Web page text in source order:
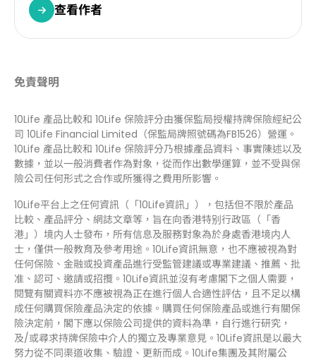
查看作者
免責聲明
10Life 產品比較和 10Life 保險評分由獲保監局授權持牌保險經紀公
司 10Life Financial Limited（保監局牌照號碼為FB1526）營運。
10Life 產品比較和 10Life 保險評分乃根據產品資料、事實陳述以及
數據，並以一般消費者作為對象，從而作出數學運算，並不受與保
險公司任何形式之合作或所獲得之費用所影響。
10Life平台上之任何資訊（「10Life資訊」），包括但不限於產品
比較、產品評分、網誌文章等，旨在向香港特别行政區（「香
港」）境内人士發布，所有信息及服務對象為於身處香港境内人
士，僅供一般教育及參考用途。10Life資訊無意，也不應被視為對
任何保險、金融或投資產品進行受監管建議或專業建議、推薦、批
准、認可、邀請或招攬。10Life資訊並沒有考慮閣下之個人需要，
閱覽有關資料亦不應被視為正在進行個人合適性評估，且不足以構
成任何購買保險產品決定的依據。購買任何保險產品或進行有關保
險決定前，閣下應以保險公司提供的資料為準，自行進行研究，
及/或尋求持牌保險中介人的獨立及專業意見。10Life資訊是以最大
努力從不同渠道收集、驗證、更新而成。10Life集團及其附屬公